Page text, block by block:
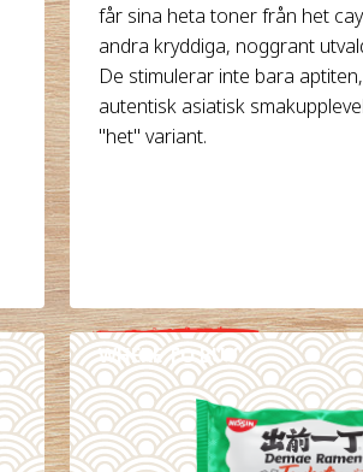
får sina heta toner från het
andra kryddiga, noggrant
De stimulerar inte bara
autentisk asiatisk
"het" variant.
WHERE TO BUY
DETAILS